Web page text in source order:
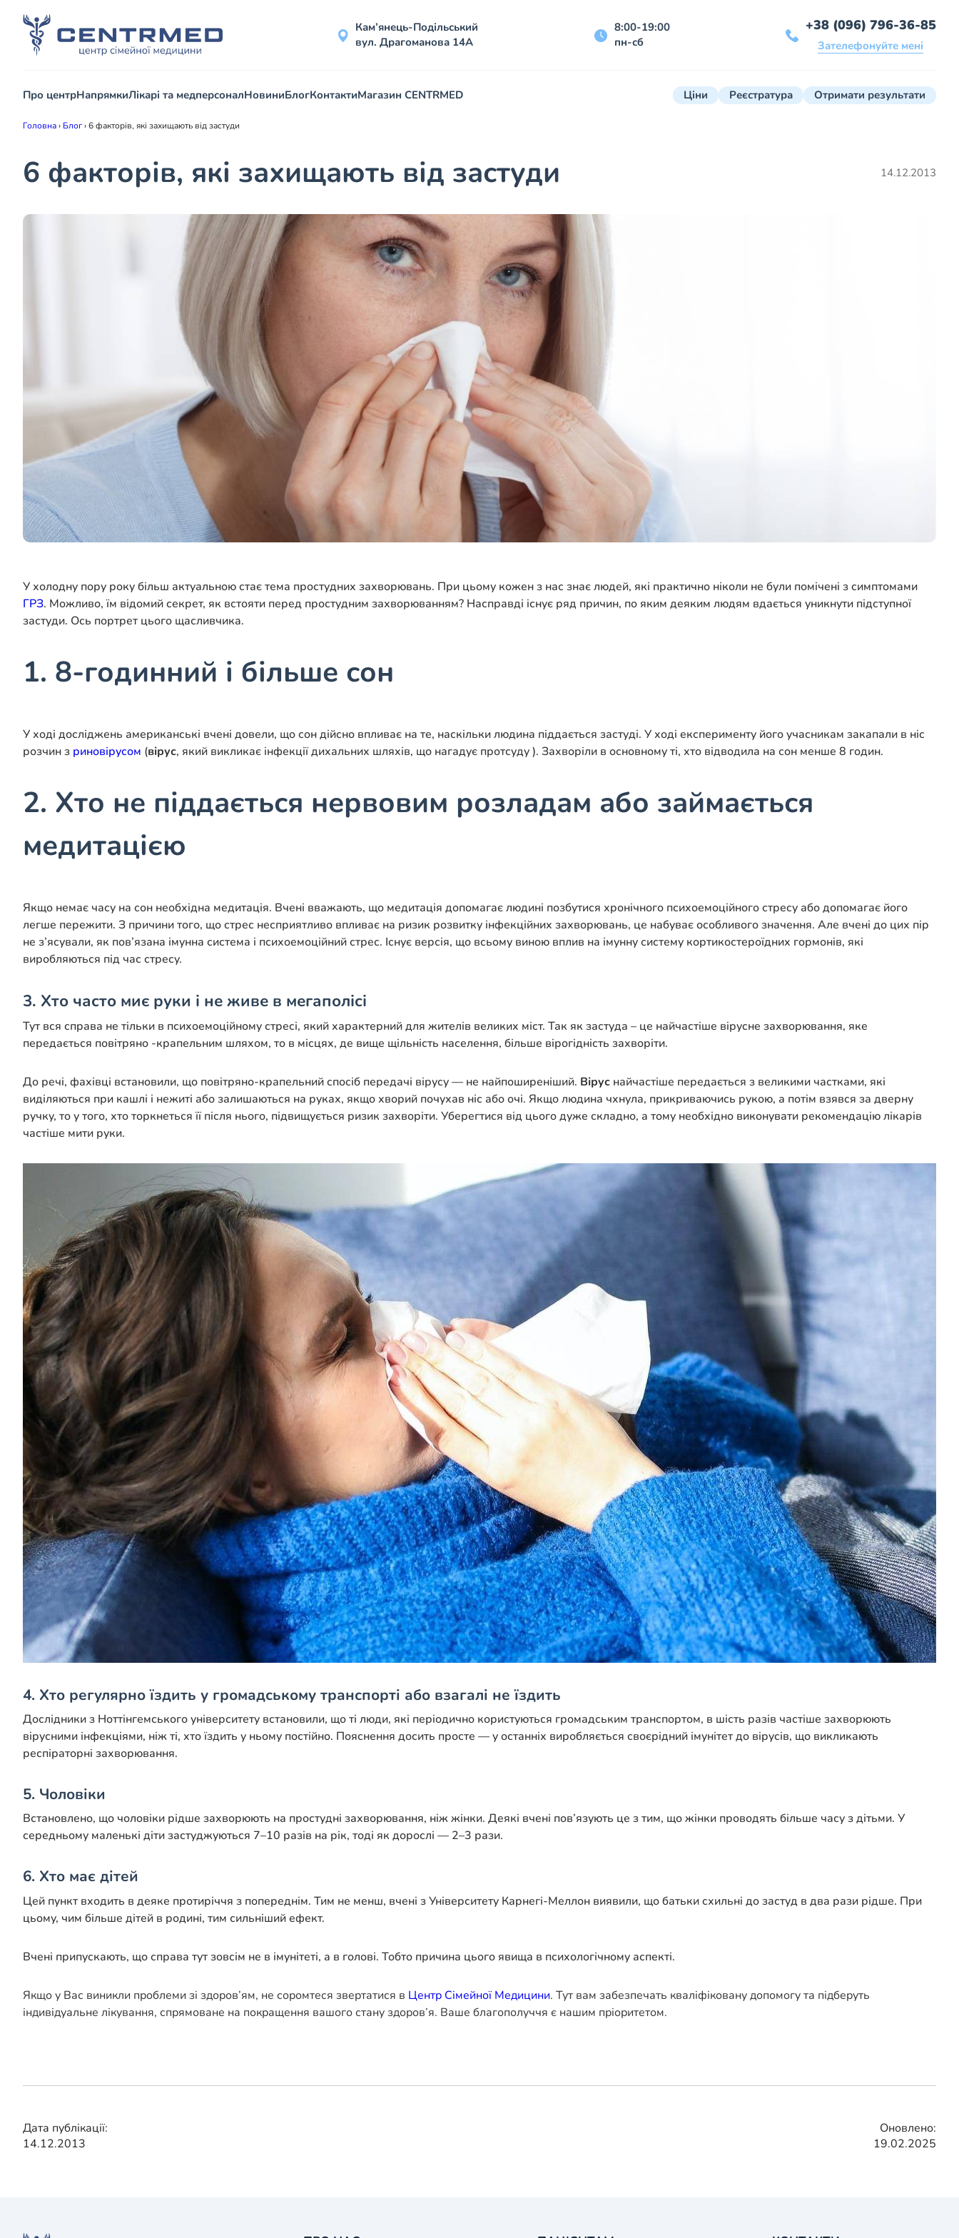
Кам’янець-Подільський
вул. Драгоманова 14А
8:00-19:00
пн-сб
+38 (096) 796-36-85
Зателефонуйте мені
Про центрНапрямкиЛікарі та медперсоналНовиниБлогКонтактиМагазин CENTRMED Ціни Реєстратура Отримати результати
Головна› Блог›6 факторів, які захищають від застуди
6 факторів, які захищають від застуди 14.12.2013
У холодну пору року більш актуальною стає тема простудних захворювань. При цьому кожен з нас знає людей, які практично ніколи не були помічені з симптомами
ГРЗ. Можливо, їм відомий секрет, як встояти перед простудним захворюванням? Насправді існує ряд причин, по яким деяким людям вдається уникнути підступної
застуди. Ось портрет цього щасливчика.
1. 8-годинний і більше сон
У ході досліджень американські вчені довели, що сон дійсно впливає на те, наскільки людина піддається застуді. У ході експерименту його учасникам закапали в ніс
розчин з риновірусом (вірус, який викликає інфекції дихальних шляхів, що нагадує протсуду ). Захворіли в основному ті, хто відводила на сон менше 8 годин.
2. Хто не піддається нервовим розладам або займається
медитацією
Якщо немає часу на сон необхідна медитація. Вчені вважають, що медитація допомагає людині позбутися хронічного психоемоційного стресу або допомагає його
легше пережити. З причини того, що стрес несприятливо впливає на ризик розвитку інфекційних захворювань, це набуває особливого значення. Але вчені до цих пір
не з’ясували, як пов’язана імунна система і психоемоційний стрес. Існує версія, що всьому виною вплив на імунну систему кортикостероїдних гормонів, які
виробляються під час стресу.
3. Хто часто миє руки і не живе в мегаполісі
Тут вся справа не тільки в психоемоційному стресі, який характерний для жителів великих міст. Так як застуда – це найчастіше вірусне захворювання, яке
передається повітряно -крапельним шляхом, то в місцях, де вище щільність населення, більше вірогідність захворіти.
До речі, фахівці встановили, що повітряно-крапельний спосіб передачі вірусу — не найпоширеніший. Вірус найчастіше передається з великими частками, які
виділяються при кашлі і нежиті або залишаються на руках, якщо хворий почухав ніс або очі. Якщо людина чхнула, прикриваючись рукою, а потім взявся за дверну
ручку, то у того, хто торкнеться її після нього, підвищується ризик захворіти. Уберегтися від цього дуже складно, а тому необхідно виконувати рекомендацію лікарів
частіше мити руки.
4. Хто регулярно їздить у громадському транспорті або взагалі не їздить
Дослідники з Ноттінгемського університету встановили, що ті люди, які періодично користуються громадським транспортом, в шість разів частіше захворюють
вірусними інфекціями, ніж ті, хто їздить у ньому постійно. Пояснення досить просте — у останніх виробляється своєрідний імунітет до вірусів, що викликають
респіраторні захворювання.
5. Чоловіки
Встановлено, що чоловіки рідше захворюють на простудні захворювання, ніж жінки. Деякі вчені пов’язують це з тим, що жінки проводять більше часу з дітьми. У
середньому маленькі діти застуджуються 7–10 разів на рік, тоді як дорослі — 2–3 рази.
6. Хто має дітей
Цей пункт входить в деяке протиріччя з попереднім. Тим не менш, вчені з Університету Карнегі-Меллон виявили, що батьки схильні до застуд в два рази рідше. При
цьому, чим більше дітей в родині, тим сильніший ефект.
Вчені припускають, що справа тут зовсім не в імунітеті, а в голові. Тобто причина цього явища в психологічному аспекті.
Якщо у Вас виникли проблеми зі здоров’ям, не соромтеся звертатися в Центр Сімейної Медицини. Тут вам забезпечать кваліфіковану допомогу та підберуть
індивідуальне лікування, спрямоване на покращення вашого стану здоров’я. Ваше благополуччя є нашим пріоритетом.
Дата публікації:
14.12.2013
Оновлено:
19.02.2025